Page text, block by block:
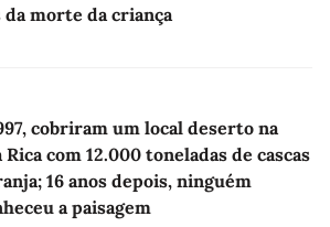
da morte da criança
cobriram um local deserto na
Rica com 12.000 toneladas de cascas
16 anos depois, ninguém
a paisagem